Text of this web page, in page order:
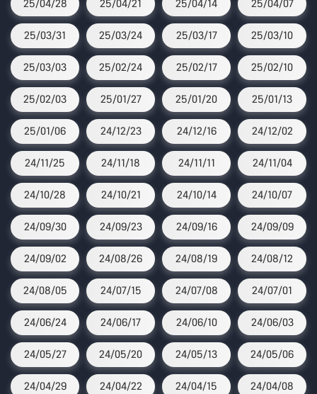
25/04/28 25/04/21 25/04/14 25/04/07
25/03/31 25/03/24 25/03/17 25/03/10
25/03/03 25/02/24 25/02/17 25/02/10
25/02/03 25/01/27 25/01/20 25/01/13
25/01/06 24/12/23 24/12/16 24/12/02
24/11/25 24/11/18 24/11/11 24/11/04
24/10/28 24/10/21 24/10/14 24/10/07
24/09/30 24/09/23 24/09/16 24/09/09
24/09/02 24/08/26 24/08/19 24/08/12
24/08/05 24/07/15 24/07/08 24/07/01
24/06/24 24/06/17 24/06/10 24/06/03
24/05/27 24/05/20 24/05/13 24/05/06
24/04/29 24/04/22 24/04/15 24/04/08